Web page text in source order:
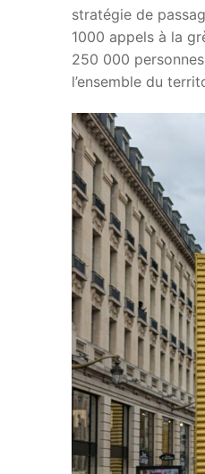
stratégie de
1000 appels à la
250 000
l’ensemble du